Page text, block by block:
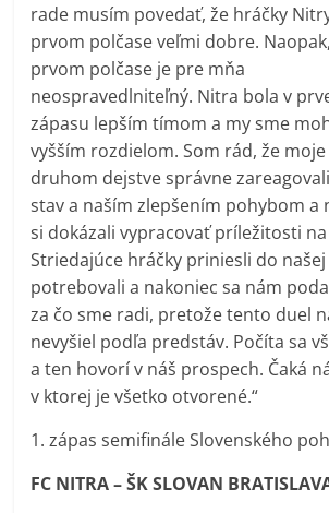
rade musím povedať, že hráčky
prvom polčase veľmi dobre.
prvom polčase je pre mňa
neospravedlniteľný. Nitra bola v
zápasu lepším tímom a my sme
vyšším rozdielom. Som rád, že
druhom dejstve správne
stav a naším zlepšením pohybom a
si dokázali vypracovať príležitosti
Striedajúce hráčky priniesli do
potrebovali a nakoniec sa nám
za čo sme radi, pretože tento duel
nevyšiel podľa predstáv. Počíta sa
a ten hovorí v náš prospech. Čaká
v ktorej je všetko otvorené.“
1. zápas semifinále Slovenského
FC NITRA – ŠK SLOVAN